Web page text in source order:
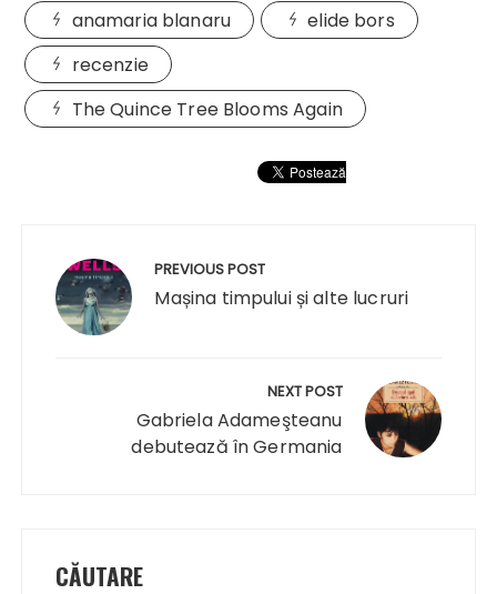
anamaria blanaru
elide bors
recenzie
The Quince Tree Blooms Again
articole
PREVIOUS POST
Mașina timpului și alte lucruri
NEXT POST
Gabriela Adameşteanu
debutează în Germania
CĂUTARE